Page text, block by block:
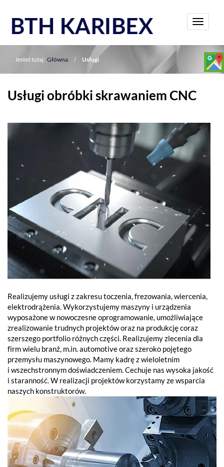
Toggle
Jesteś tutaj: Główna / Usługi
Usługi obróbki skrawaniem CNC
Realizujemy usługi z zakresu toczenia, frezowania, wiercenia,
elektrodrążenia. Wykorzystujemy maszyny i urządzenia
wyposażone w nowoczesne oprogramowanie, umożliwiające
zrealizowanie trudnych projektów oraz na produkcję coraz
szerszego portfolio różnych części. Realizujemy zlecenia dla
firm wielu branż, m.in. automotive oraz szeroko pojętego
przemysłu maszynowego. Mamy kadrę z wieloletnim
i wszechstronnym doświadczeniem. Cechuje nas wysoka jakość
i staranność. W realizacji projektów korzystamy ze wsparcia
naszych konstruktorów.